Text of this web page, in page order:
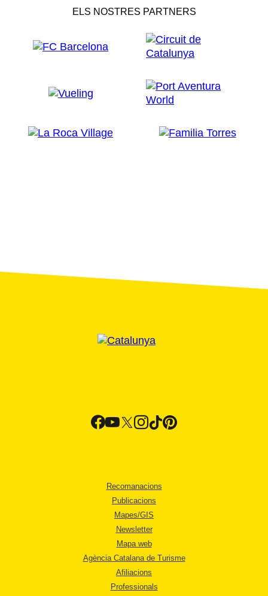
ELS NOSTRES PARTNERS
Recomanacions
Publicacions
Mapes/GIS
Newsletter
Mapa web
Agència Catalana de Turisme
Afiliacions
Professionals